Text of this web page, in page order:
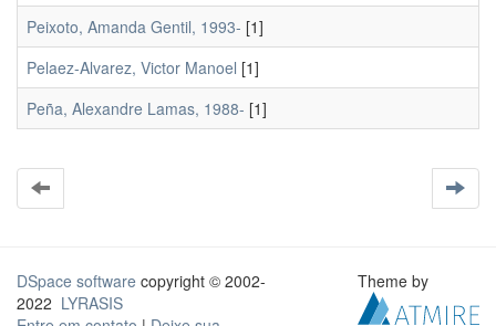
Peixoto, Amanda Gentil, 1993- [1]
Pelaez-Alvarez, Victor Manoel [1]
Peña, Alexandre Lamas, 1988- [1]
DSpace software copyright © 2002-
2022 LYRASIS
Theme by